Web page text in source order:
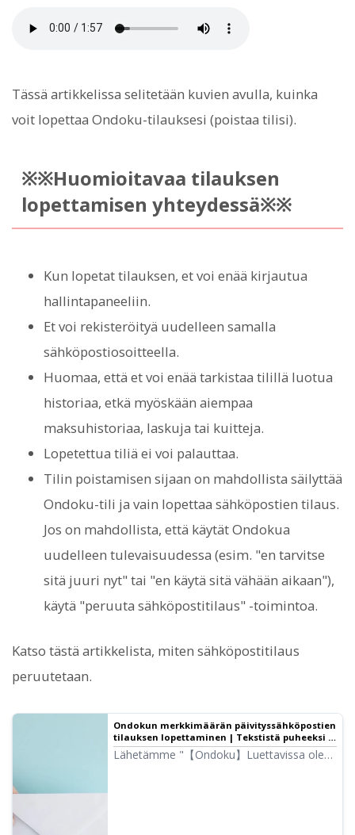
Tässä artikkelissa selitetään kuvien avulla, kuinka
voit lopettaa Ondoku-tilauksesi (poistaa tilisi).
※※Huomioitavaa tilauksen
lopettamisen yhteydessä※※
Kun lopetat tilauksen, et voi enää kirjautua
hallintapaneeliin.
Et voi rekisteröityä uudelleen samalla
sähköpostiosoitteella.
Huomaa, että et voi enää tarkistaa tilillä luotua
historiaa, etkä myöskään aiempaa
maksuhistoriaa, laskuja tai kuitteja.
Lopetettua tiliä ei voi palauttaa.
Tilin poistamisen sijaan on mahdollista säilyttää
Ondoku-tili ja vain lopettaa sähköpostien tilaus.
Jos on mahdollista, että käytät Ondokua
uudelleen tulevaisuudessa (esim. "en tarvitse
sitä juuri nyt" tai "en käytä sitä vähään aikaan"),
käytä "peruuta sähköpostitilaus" -toimintoa.
Katso tästä artikkelista, miten sähköpostitilaus
peruutetaan.
Ondokun merkkimäärän päivityssähköpostien
tilauksen lopettaminen | Tekstistä puheeksi -
ohjelmisto Ondoku
Lähetämme "【Ondoku】Luettavissa oleva